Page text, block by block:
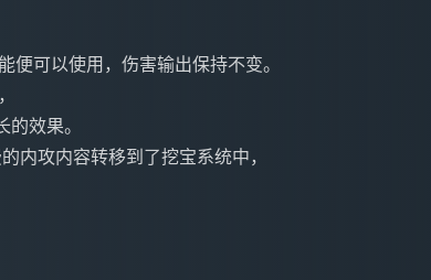
便可以使用，伤害输出保持不变。
效果。
内攻内容转移到了挖宝系统中，